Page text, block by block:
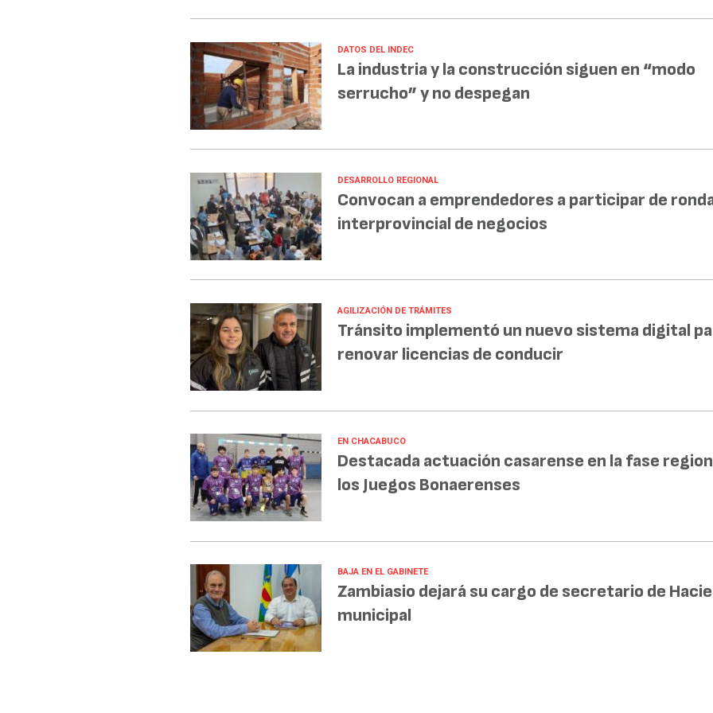
DATOS DEL INDEC
La industria y la construcción siguen en “modo
serrucho” y no despegan
DESARROLLO REGIONAL
Convocan a emprendedores a participar de
interprovincial de negocios
AGILIZACIÓN DE TRÁMITES
Tránsito implementó un nuevo sistema digital
renovar licencias de conducir
EN CHACABUCO
Destacada actuación casarense en la fase
los Juegos Bonaerenses
BAJA EN EL GABINETE
Zambiasio dejará su cargo de secretario de
municipal